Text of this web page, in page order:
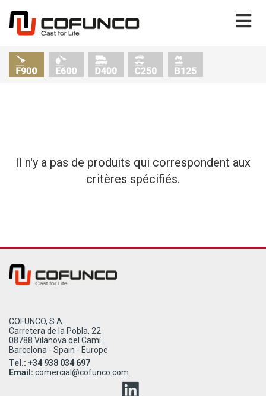
Il n'y a pas de produits qui correspondent aux
critères spécifiés.
COFUNCO, S.A.
Carretera de la Pobla, 22
08788 Vilanova del Camí
Barcelona - Spain - Europe
Tel.: +34 938 034 697
Email: comercial@cofunco.com